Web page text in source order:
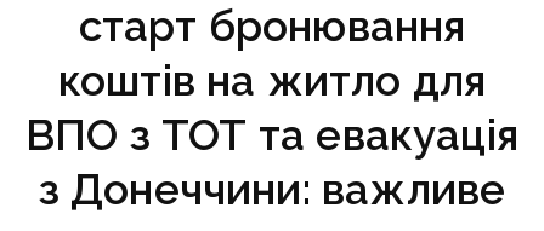
старт бронювання
коштів на житло для
ВПО з ТОТ та евакуація
з Донеччини: важливе